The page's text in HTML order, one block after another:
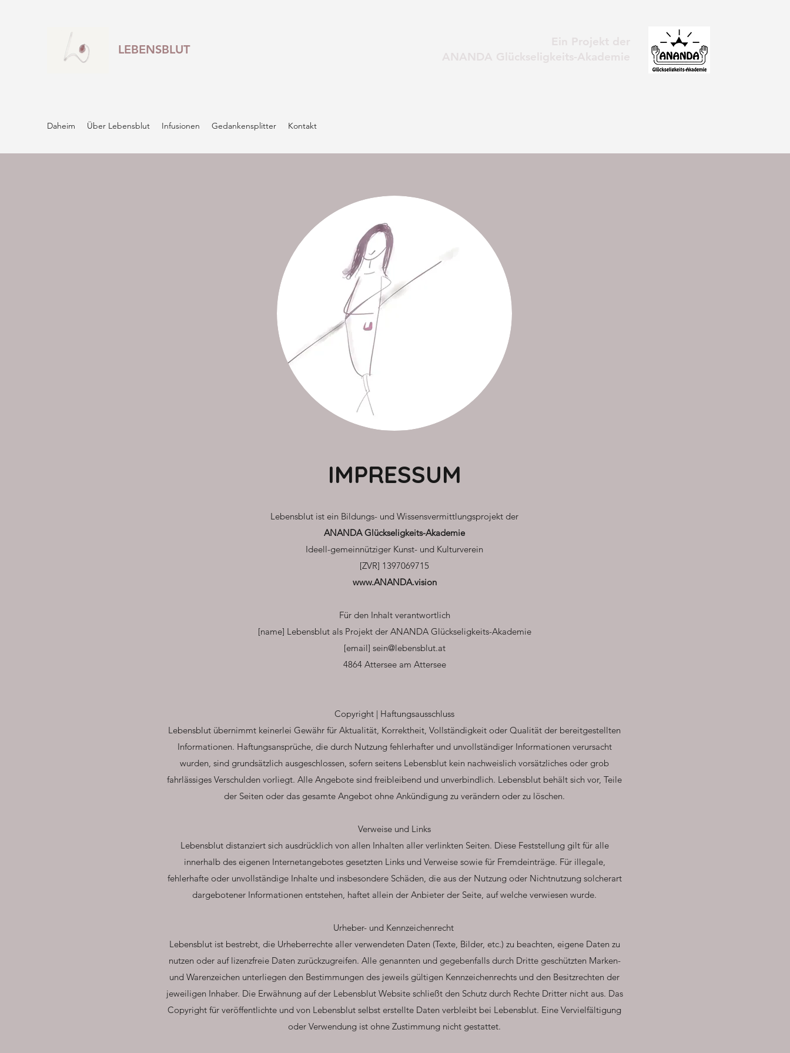
LEBENSBLUT
Daheim Über Lebensblut Infusionen Gedankensplitter Kontakt
IMPRESSUM
Lebensblut ist ein Bildungs- und Wissensvermittlungsprojekt der
ANANDA Glückseligkeits-Akademie
Ideell-gemeinnütziger Kunst- und Kulturverein
[ZVR] 1397069715
www.ANANDA.vision
Für den Inhalt verantwortlich
[name] Lebensblut als Projekt der ANANDA Glückseligkeits-Akademie
[email] sein@lebensblut.at
4864 Attersee am Attersee
Copyright | Haftungsausschluss
Lebensblut übernimmt keinerlei Gewähr für Aktualität, Korrektheit, Vollständigkeit oder Qualität der bereitgestellten
Informationen. Haftungsansprüche, die durch Nutzung fehlerhafter und unvollständiger Informationen verursacht
wurden, sind grundsätzlich ausgeschlossen, sofern seitens Lebensblut kein nachweislich vorsätzliches oder grob
fahrlässiges Verschulden vorliegt. Alle Angebote sind freibleibend und unverbindlich. Lebensblut behält sich vor, Teile
der Seiten oder das gesamte Angebot ohne Ankündigung zu verändern oder zu löschen.
Verweise und Links
Lebensblut distanziert sich ausdrücklich von allen Inhalten aller verlinkten Seiten. Diese Feststellung gilt für alle
innerhalb des eigenen Internetangebotes gesetzten Links und Verweise sowie für Fremdeinträge. Für illegale,
fehlerhafte oder unvollständige Inhalte und insbesondere Schäden, die aus der Nutzung oder Nichtnutzung solcherart
dargebotener Informationen entstehen, haftet allein der Anbieter der Seite, auf welche verwiesen wurde.
Urheber- und Kennzeichenrecht
Lebensblut ist bestrebt, die Urheberrechte aller verwendeten Daten (Texte, Bilder, etc.) zu beachten, eigene Daten zu
nutzen oder auf lizenzfreie Daten zurückzugreifen. Alle genannten und gegebenfalls durch Dritte geschützten Marken-
und Warenzeichen unterliegen den Bestimmungen des jeweils gültigen Kennzeichenrechts und den Besitzrechten der
jeweiligen Inhaber. Die Erwähnung auf der Lebensblut Website schließt den Schutz durch Rechte Dritter nicht aus. Das
Copyright für veröffentlichte und von Lebensblut selbst erstellte Daten verbleibt bei Lebensblut. Eine Vervielfältigung
oder Verwendung ist ohne Zustimmung nicht gestattet.